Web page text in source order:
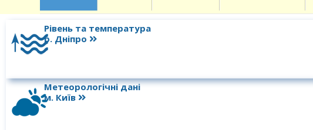
Рівень та температура
р. Дніпро
Метеорологічні дані
м. Київ